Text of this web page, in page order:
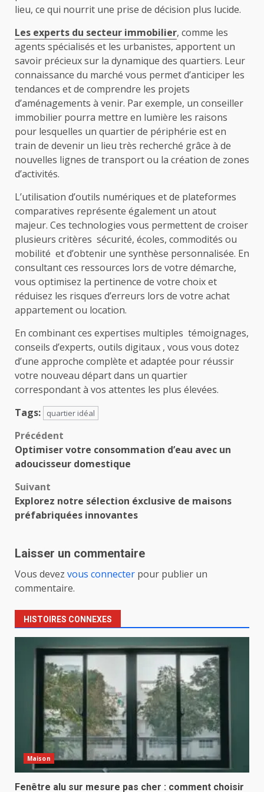
lieu, ce qui nourrit une prise de décision plus lucide.
Les experts du secteur immobilier, comme les
agents spécialisés et les urbanistes, apportent un
savoir précieux sur la dynamique des quartiers. Leur
connaissance du marché vous permet d’anticiper les
tendances et de comprendre les projets
d’aménagements à venir. Par exemple, un conseiller
immobilier pourra mettre en lumière les raisons
pour lesquelles un quartier de périphérie est en
train de devenir un lieu très recherché grâce à de
nouvelles lignes de transport ou la création de zones
d’activités.
L’utilisation d’outils numériques et de plateformes
comparatives représente également un atout
majeur. Ces technologies vous permettent de croiser
plusieurs critères sécurité, écoles, commodités ou
mobilité et d’obtenir une synthèse personnalisée. En
consultant ces ressources lors de votre démarche,
vous optimisez la pertinence de votre choix et
réduisez les risques d’erreurs lors de votre achat
appartement ou location.
En combinant ces expertises multiples témoignages,
conseils d’experts, outils digitaux , vous vous dotez
d’une approche complète et adaptée pour réussir
votre nouveau départ dans un quartier
correspondant à vos attentes les plus élevées.
Tags:
quartier idéal
Navigation
d’article
Précédent
Optimiser votre consommation d’eau avec un
adoucisseur domestique
Suivant
Explorez notre sélection éxclusive de maisons
préfabriquées innovantes
Laisser un commentaire
Vous devez vous connecter pour publier un
commentaire.
HISTOIRES CONNEXES
Maison
Fenêtre alu sur mesure pas cher : comment choisir